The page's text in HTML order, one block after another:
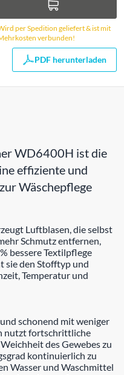
per Spedition geliefert & ist mit
verbunden!
PDF herunterladen
WD6400H ist die
effiziente und
Wäschepflege
Luftblasen, die selbst
Schmutz entfernen,
bessere Textilpflege
sie den Stofftyp und
Temperatur und
schonend mit weniger
nutzt fortschrittliche
des Gewebes zu
kontinuierlich zu
Wasser und Waschmittel